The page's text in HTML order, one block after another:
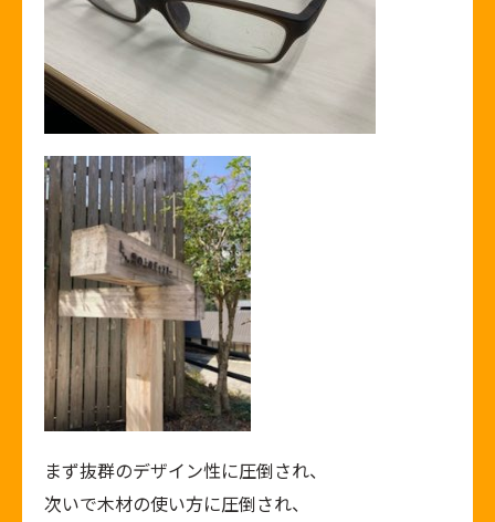
まず抜群のデザイン性に圧倒され、
次いで木材の使い方に圧倒され、